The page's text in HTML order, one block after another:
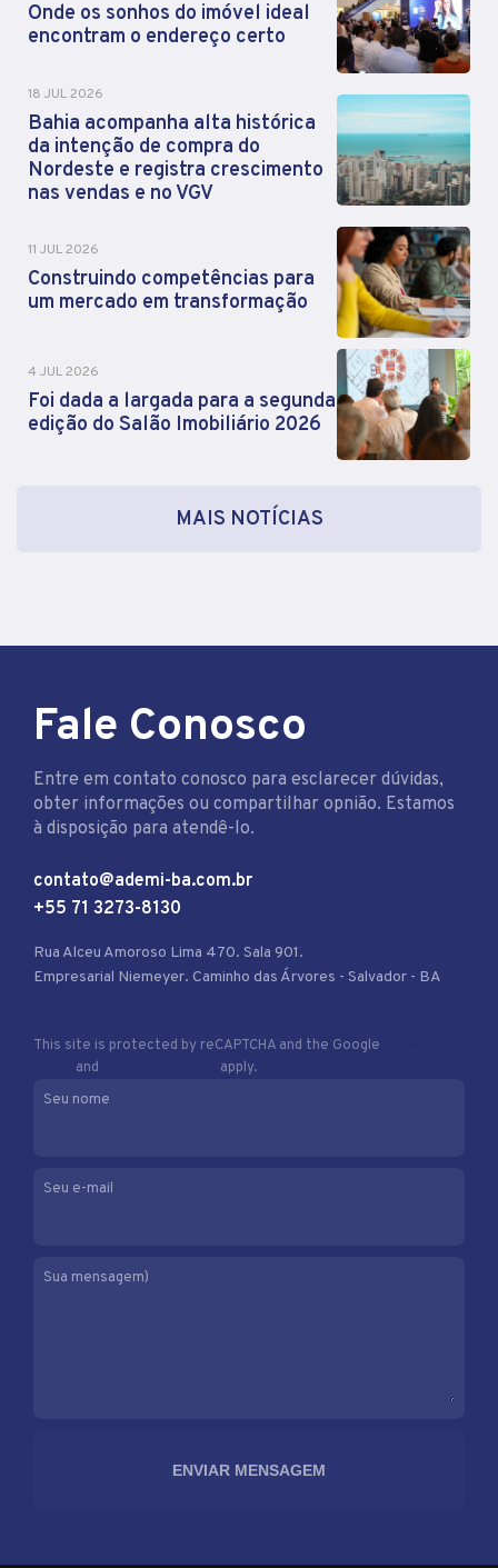
Onde os sonhos do imóvel ideal
encontram o endereço certo
18 JUL 2026
Bahia acompanha alta histórica
da intenção de compra do
Nordeste e registra crescimento
nas vendas e no VGV
11 JUL 2026
Construindo competências para
um mercado em transformação
4 JUL 2026
Foi dada a largada para a segunda
edição do Salão Imobiliário 2026
MAIS NOTÍCIAS
Fale Conosco
Entre em contato conosco para esclarecer dúvidas,
obter informações ou compartilhar opnião. Estamos
à disposição para atendê-lo.
contato@ademi-ba.com.br
+55 71 3273-8130
Rua Alceu Amoroso Lima 470. Sala 901.
Empresarial Niemeyer. Caminho das Árvores - Salvador - BA
This site is protected by reCAPTCHA and the Google
and
apply.
Seu nome
Seu e-mail
Sua mensagem)